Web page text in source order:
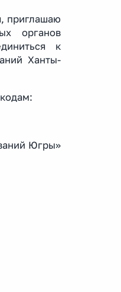
приглашаю
органов
к
Ханты-
Югры»